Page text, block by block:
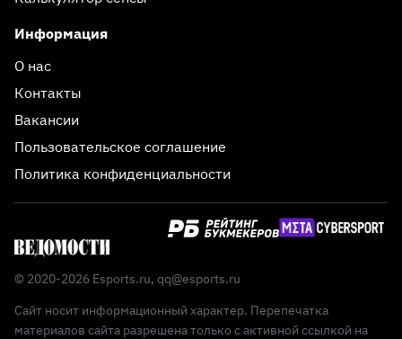
Информация
О нас
Контакты
Вакансии
Пользовательское соглашение
Политика конфиденциальности
© 2020-2026 Esports.ru, qq@esports.ru
Сайт носит информационный характер. Перепечатка
материалов сайта разрешена только с активной ссылкой на